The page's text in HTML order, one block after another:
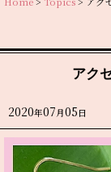
アク
2020年07月05 日